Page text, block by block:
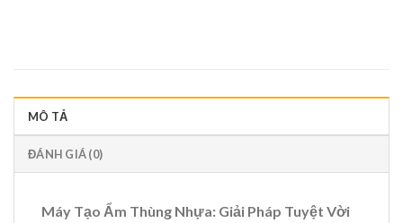
MÔ TẢ
ĐÁNH GIÁ (0)
Máy Tạo Ẩm Thùng Nhựa: Giải Pháp Tuyệt Vời